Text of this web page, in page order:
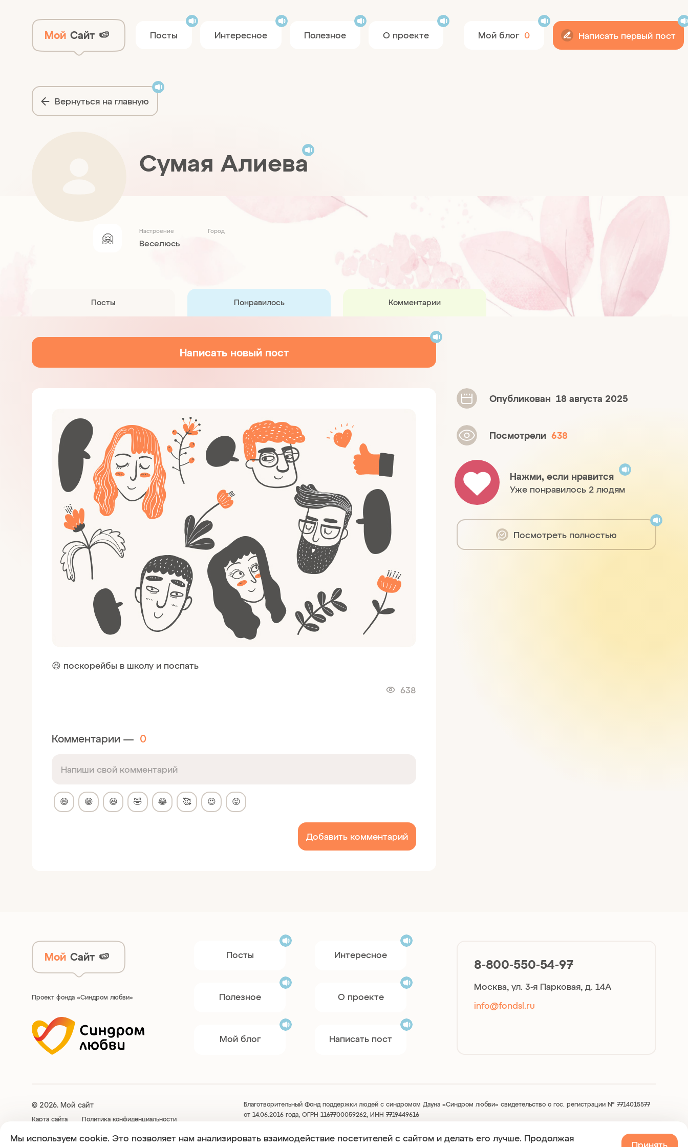
Мой Сайт 🍉 Посты Интересное Полезное О проекте Мой блог 0 Написать первый пост
12+
Вернуться на главную
🤗
Сумая Алиева
Настроение
Веселюсь
Город
Посты Понравилось Комментарии
Написать новый пост
😆 поскорейбы в школу и поспать
638
Комментарии — 0
😄 😁 😆 🤣 😂 🥰 😍 😝
Добавить комментарий
Опубликован 18 августа 2025
Посмотрели 638
Нажми, если нравится
Уже понравилось 2 людям
Посмотреть полностью
Мой Сайт 🍉 Посты Интересное
Полезное О проекте
Мой блог Написать пост
8-800-550-54-97
Москва, ул. 3-я Парковая, д. 14А
info@fondsl.ru
Проект фонда «Синдром любви»
© 2026. Мой сайт
Карта сайта Политика конфиденциальности
Благотворительный Фонд поддержки людей с синдромом Дауна «Синдром любви» свидетельство о гос. регистрации № 7714015577
от 14.06.2016 года, ОГРН 1167700059262, ИНН 7719449616
Мы используем cookie. Это позволяет нам анализировать взаимодействие посетителей с сайтом и делать его лучше. Продолжая
Принять